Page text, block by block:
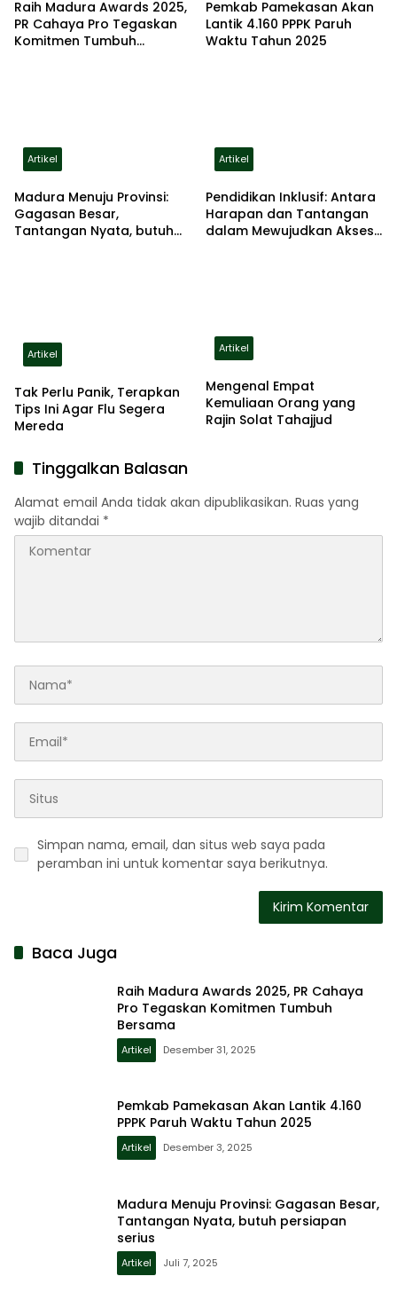
Raih Madura Awards 2025,
PR Cahaya Pro Tegaskan
Komitmen Tumbuh
Pemkab Pamekasan Akan
Lantik 4.160 PPPK Paruh
Waktu Tahun 2025
Artikel
Madura Menuju Provinsi:
Gagasan Besar,
Tantangan Nyata, butuh
Artikel
Pendidikan Inklusif: Antara
Harapan dan Tantangan
dalam Mewujudkan Akses
Artikel
Tak Perlu Panik, Terapkan
Tips Ini Agar Flu Segera
Mereda
Artikel
Mengenal Empat
Kemuliaan Orang yang
Rajin Solat Tahajjud
Tinggalkan Balasan
Alamat email Anda tidak akan dipublikasikan. Ruas yang
wajib ditandai *
Simpan nama, email, dan situs web saya pada
peramban ini untuk komentar saya berikutnya.
Baca Juga
Raih Madura Awards 2025, PR Cahaya
Pro Tegaskan Komitmen Tumbuh
Bersama
Artikel Desember 31, 2025
Pemkab Pamekasan Akan Lantik 4.160
PPPK Paruh Waktu Tahun 2025
Artikel Desember 3, 2025
Madura Menuju Provinsi: Gagasan Besar,
Tantangan Nyata, butuh persiapan
serius
Artikel Juli 7, 2025